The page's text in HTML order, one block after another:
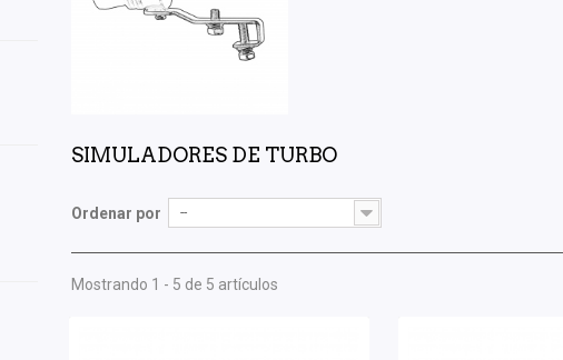
SIMULADORES DE TURBO
Ordenar por --
Mostrando 1 - 5 de 5 artículos